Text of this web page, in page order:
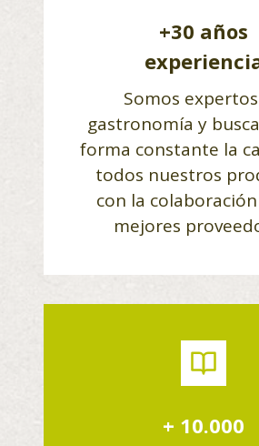
+30 años
Somos
gastronomía y
forma constante la
todos nuestros
con la
mejores
+ 10.000